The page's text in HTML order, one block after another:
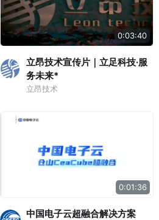
0:03:40
立昂技术宣传片｜立足科技·服
务未来*
立昂技术
0:01:36
中国电子云超融合解决方案